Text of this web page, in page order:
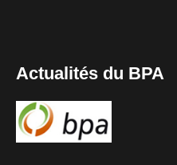
Actualités du BPA